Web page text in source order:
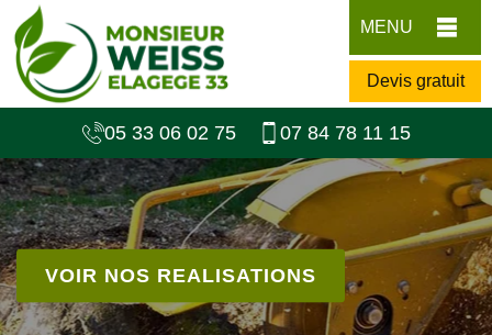
MENU
Devis gratuit
05 33 06 02 75 07 84 78 11 15
VOIR NOS REALISATIONS